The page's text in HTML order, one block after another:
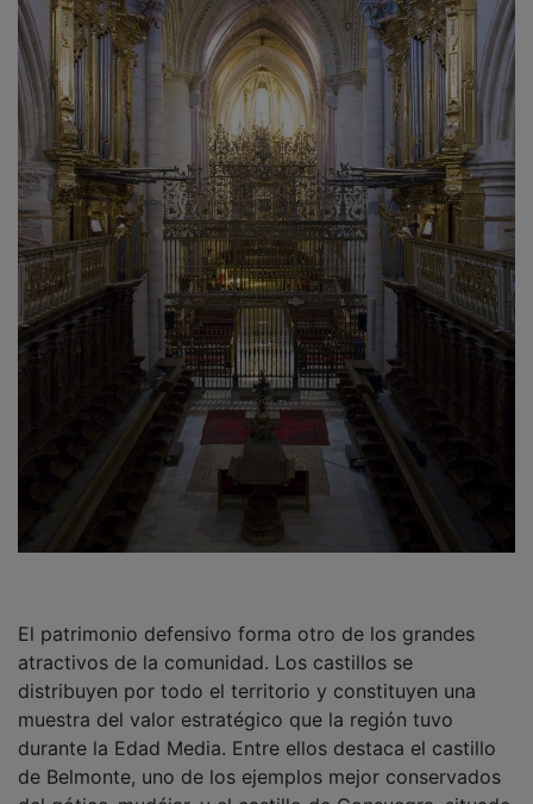
atractivos de la comunidad. Los castillos se
distribuyen por todo el territorio y constituyen una
muestra del valor estratégico que la región tuvo
durante la Edad Media. Entre ellos destaca el castillo
de Belmonte, uno de los ejemplos mejor conservados
del gótico-mudéjar, y el castillo de Consuegra, situado